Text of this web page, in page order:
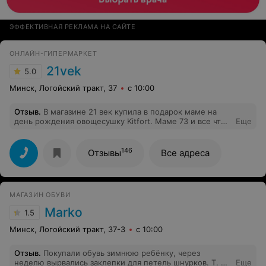
ЭФФЕКТИВНАЯ РЕКЛАМА НА САЙТЕ
ОНЛАЙН-ГИПЕРМАРКЕТ
5.0 21vek
Минск, Логойский тракт, 37 с 10:00
Отзыв. В магазине 21 век купила в подарок маме на
день рождения овощесушку Kitfort. Маме 73 и все что
массу негативных эмоций и не желание со всем этим
разбираться. То с овощесушкой разобралась
самостоятельно и сказала что она очень проста в
обращении. Теперь сушит всё подряд, а ещё она любит
собирать травы и раньше сушка трав для неё была
а нам приятно радовать родного человека
Еще
Отзывы146 Все адреса
МАГАЗИН ОБУВИ
1.5 Marko
Минск, Логойский тракт, 37-3 с 10:00
Отзыв. Покупали обувь зимнюю ребёнку, через
неделю вырвались заклепки для петель шнурков. Т. К.
Еще